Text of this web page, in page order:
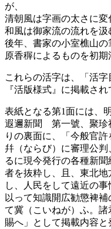
が、
清朝風は字画の太さに変
和風は御家流の流れを汲
後年、書家の小室樵山
原香稺によるものを初期
これらの活字は、「活字
『活版様式』に掲載され
表紙となる第1面には、
遐邇新聞 第一號、聚珍
りの裏面に、「今般官
幷（ならび）に審理公
るに現今発行の各種新
者を抜粋し、且、東北
し、人民をして遠近の事
以って知識開広勧懲裨
て冀（こいねが）ふ。
賜へ」として掲載内容と